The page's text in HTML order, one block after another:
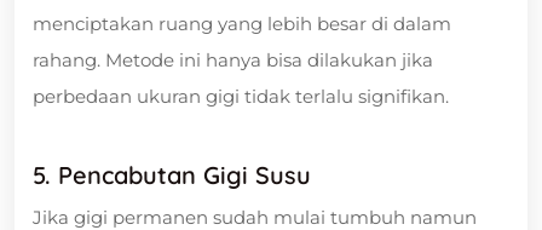
menciptakan ruang yang lebih besar di dalam
rahang. Metode ini hanya bisa dilakukan jika
perbedaan ukuran gigi tidak terlalu signifikan.
5. Pencabutan Gigi Susu
Jika gigi permanen sudah mulai tumbuh namun